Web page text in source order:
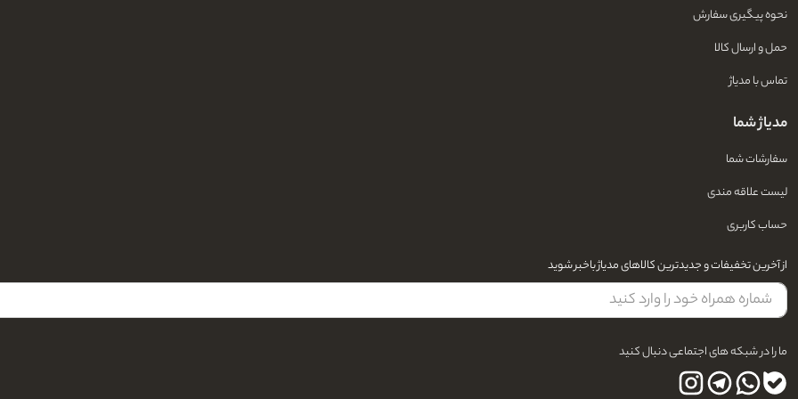
نحوه پیگیری سفارش
حمل و ارسال کالا
تماس با مدیاژ
مدیاژ شما
سفارشات شما
لیست علاقه مندی
حساب کاربری
از آخرین تخفیفات و جدیدترین کالاهای مدیاژ باخبر شوید
ما را در شبکه های اجتماعی دنبال کنید